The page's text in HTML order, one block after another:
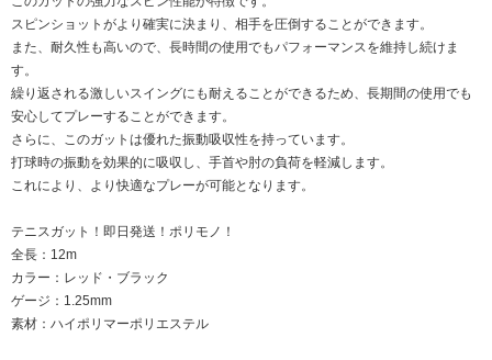
スピンショットがより確実に決まり、相手を圧倒することができます。
また、耐久性も高いので、長時間の使用でもパフォーマンスを維持し続けま
す。
繰り返される激しいスイングにも耐えることができるため、長期間の使用でも
安心してプレーすることができます。
さらに、このガットは優れた振動吸収性を持っています。
打球時の振動を効果的に吸収し、手首や肘の負荷を軽減します。
これにより、より快適なプレーが可能となります。
テニスガット！即日発送！ポリモノ！
全長：12m
カラー：レッド・ブラック
ゲージ：1.25mm
素材：ハイポリマーポリエステル